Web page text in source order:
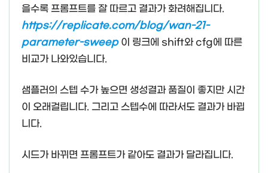
을수록 프롬프트를 잘 따르고 결과가 화려해집니다.
https://replicate.com/blog/wan-21-
parameter-sweep이 링크에 shift와 cfg에 따른
비교가 나와있습니다.
샘플러의 스텝 수가 높으면 생성결과 품질이 좋지만 시간
이 오래걸립니다. 그리고 스텝수에 따라서도 결과가 바뀝
니다.
시드가 바뀌면 프롬프트가 같아도 결과가 달라집니다.